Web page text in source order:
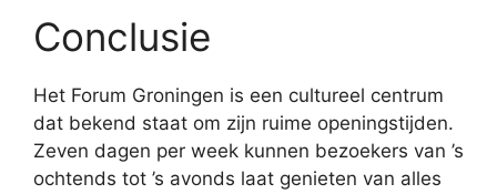
Conclusie
Het Forum Groningen is een cultureel centrum
dat bekend staat om zijn ruime openingstijden.
Zeven dagen per week kunnen bezoekers van ’s
ochtends tot ’s avonds laat genieten van alles